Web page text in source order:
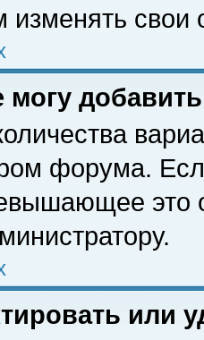
изменять свои
могу
форума.
это
или